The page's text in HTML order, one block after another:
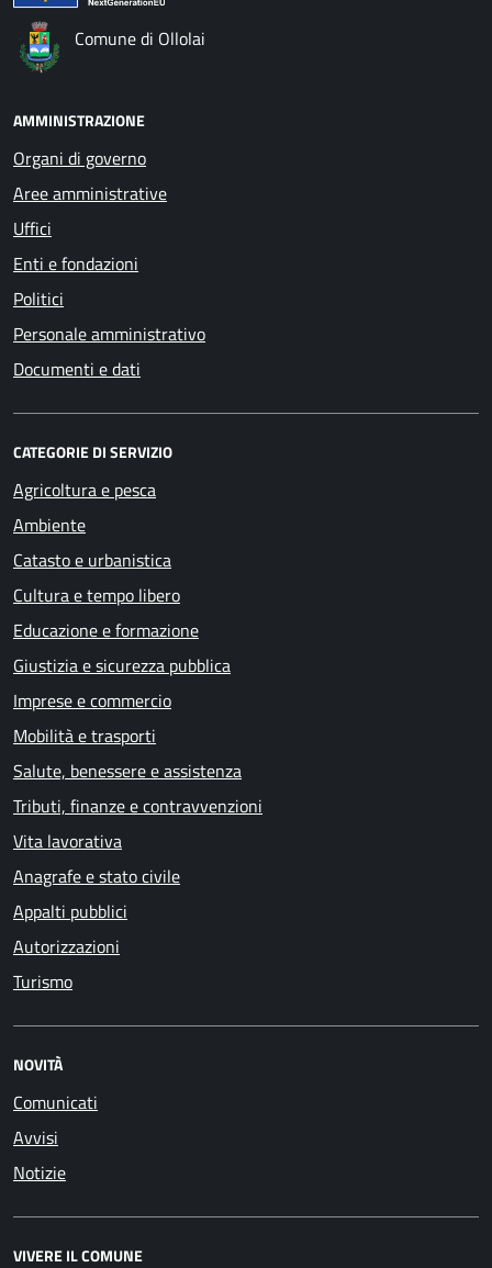
Comune di Ollolai
AMMINISTRAZIONE
Organi di governo
Aree amministrative
Uffici
Enti e fondazioni
Politici
Personale amministrativo
Documenti e dati
CATEGORIE DI SERVIZIO
Agricoltura e pesca
Ambiente
Catasto e urbanistica
Cultura e tempo libero
Educazione e formazione
Giustizia e sicurezza pubblica
Imprese e commercio
Mobilità e trasporti
Salute, benessere e assistenza
Tributi, finanze e contravvenzioni
Vita lavorativa
Anagrafe e stato civile
Appalti pubblici
Autorizzazioni
Turismo
NOVITÀ
Comunicati
Avvisi
Notizie
VIVERE IL COMUNE